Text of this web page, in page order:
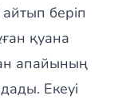
беріп
қуана
апайының
Екеуі